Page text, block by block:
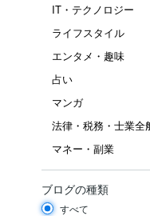
IT・テクノロジー
ライフスタイル
エンタメ・趣味
占い
マンガ
法律・税務・士業全
マネー・副業
ブログの種類
すべて